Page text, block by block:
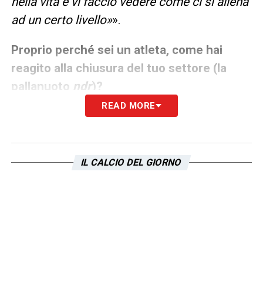
ad un certo livello»».
Proprio perché sei un atleta, come hai
reagito alla chiusura del tuo settore (la
pallanuoto ndr)?
Sabato 7 marzo avrei dovuto iniziare il
mi è riuscita a coinvolgere per giocare in
READ MORE
IL CALCIO DEL GIORNO